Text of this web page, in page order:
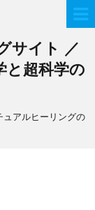
サイト ／
と超科学の
アルヒーリングの